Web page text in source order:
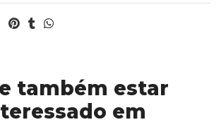
também estar
em